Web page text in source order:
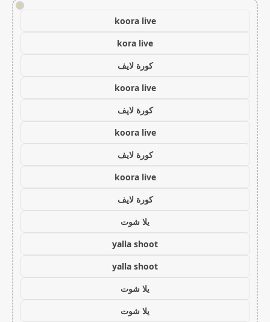
!
koora live
kora live
كورة لايف
koora live
كورة لايف
koora live
كورة لايف
koora live
كورة لايف
يلا شوت
yalla shoot
yalla shoot
يلا شوت
يلا شوت